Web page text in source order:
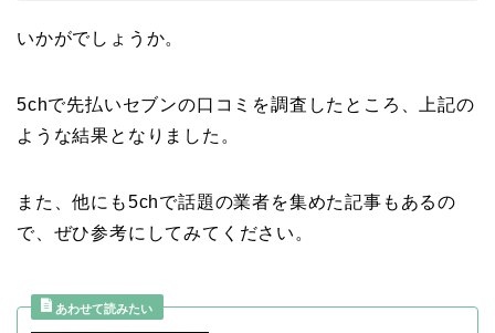
いかがでしょうか。
5chで先払いセブンの口コミを調査したところ、上記の
ような結果となりました。
また、他にも5chで話題の業者を集めた記事もあるの
で、ぜひ参考にしてみてください。